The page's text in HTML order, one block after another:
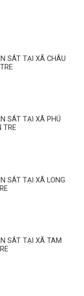
SÁT TẠI XÃ CHÂU
SÁT TẠI XÃ PHÚ
TRE
SÁT TẠI XÃ LONG
SÁT TẠI XÃ TAM